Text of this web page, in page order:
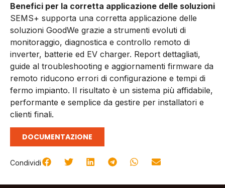
Benefici per la corretta applicazione delle soluzioni
SEMS+ supporta una corretta applicazione delle
soluzioni GoodWe grazie a strumenti evoluti di
monitoraggio, diagnostica e controllo remoto di
inverter, batterie ed EV charger. Report dettagliati,
guide al troubleshooting e aggiornamenti firmware da
remoto riducono errori di configurazione e tempi di
fermo impianto. Il risultato è un sistema più affidabile,
performante e semplice da gestire per installatori e
clienti finali.
DOCUMENTAZIONE
Condividi